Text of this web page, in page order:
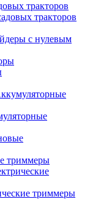
тракторов
тракторов
с нулевым
триммеры
триммеры